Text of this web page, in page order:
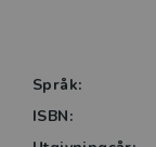
Språk:
ISBN: